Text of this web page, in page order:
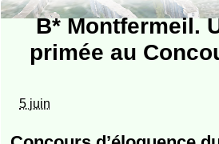
B* Montfermeil.
primée au
5 juin